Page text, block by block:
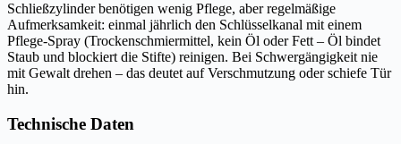
Schließzylinder benötigen wenig Pflege, aber regelmäßige
Aufmerksamkeit: einmal jährlich den Schlüsselkanal mit einem
Pflege-Spray (Trockenschmiermittel, kein Öl oder Fett – Öl bindet
Staub und blockiert die Stifte) reinigen. Bei Schwergängigkeit nie
mit Gewalt drehen – das deutet auf Verschmutzung oder schiefe Tür
hin.
Technische Daten